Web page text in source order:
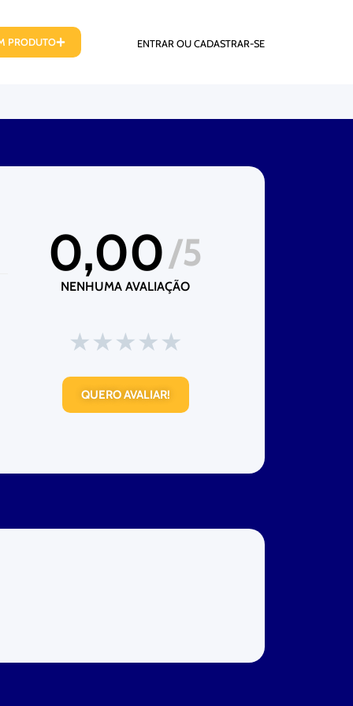
PRODUTO ENTRAR OU CADASTRAR-SE
0,00/5
NENHUMA AVALIAÇÃO
★★★★★
QUERO AVALIAR!